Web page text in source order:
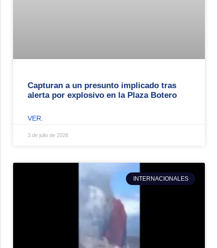
Capturan a un presunto implicado tras
alerta por explosivo en la Plaza Botero
VER.
3 de julio de 2026
INTERNACIONALES